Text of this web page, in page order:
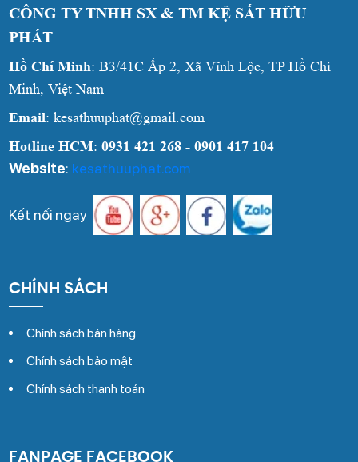
CÔNG TY TNHH SX & TM KỆ SẮT HỮU
PHÁT
Hồ Chí Minh: B3/41C Ấp 2, Xã Vĩnh Lộc, TP Hồ Chí
Minh, Việt Nam
Email: kesathuuphat@gmail.com
Hotline HCM:0931 421 268 - 0901 417 104
Website: kesathuuphat.com
Kết nối ngay
CHÍNH SÁCH
Chính sách bán hàng
Chính sách bảo mật
Chính sách thanh toán
FANPAGE FACEBOOK